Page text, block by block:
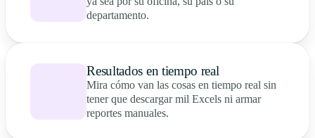
departamento.
Resultados en tiempo real
Mira cómo van las cosas en tiempo real sin
tener que descargar mil Excels ni armar
reportes manuales.